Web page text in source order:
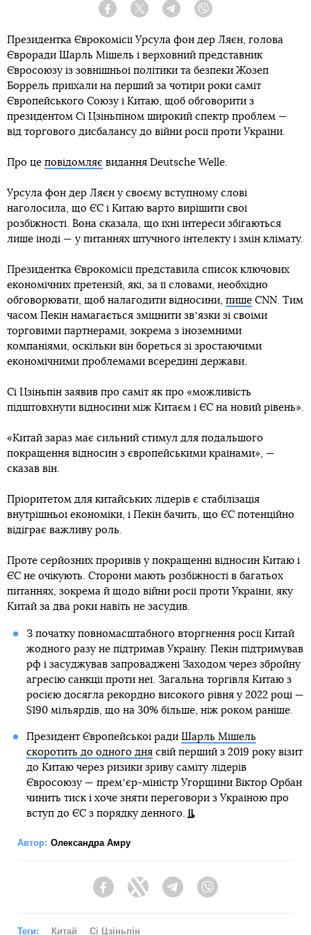
Facebook Twitter Telegram
Президентка Єврокомісії Урсула фон дер Ляєн, голова
Євроради Шарль Мішель і верховний представник
Євросоюзу із зовнішньої політики та безпеки Жозеп
Боррель приїхали на перший за чотири роки саміт
Європейського Союзу і Китаю, щоб обговорити з
президентом Сі Цзіньпіном широкий спектр проблем —
від торгового дисбалансу до війни росії проти України.
Про це повідомляє видання Deutsche Welle.
Урсула фон дер Ляєн у своєму вступному слові
наголосила, що ЄС і Китаю варто вирішити свої
розбіжності. Вона сказала, що їхні інтереси збігаються
лише іноді — у питаннях штучного інтелекту і змін клімату.
Президентка Єврокомісії представила список ключових
економічних претензій, які, за її словами, необхідно
обговорювати, щоб налагодити відносини, пише CNN. Тим
часом Пекін намагається зміцнити звʼязки зі своїми
торговими партнерами, зокрема з іноземними
компаніями, оскільки він бореться зі зростаючими
економічними проблемами всередині держави.
Сі Цзіньпін заявив про саміт як про «можливість
підштовхнути відносини між Китаєм і ЄС на новий рівень».
«Китай зараз має сильний стимул для подальшого
покращення відносин з європейськими країнами», —
сказав він.
Пріоритетом для китайських лідерів є стабілізація
внутрішньої економіки, і Пекін бачить, що ЄС потенційно
відіграє важливу роль.
Проте серйозних проривів у покращенні відносин Китаю і
ЄС не очікують. Сторони мають розбіжності в багатьох
питаннях, зокрема й щодо війни росії проти України, яку
Китай за два роки навіть не засудив.
З початку повномасштабного вторгнення росії Китай
жодного разу не підтримав Україну. Пекін підтримував
рф і засуджував запроваджені Заходом через збройну
агресію санкції проти неї. Загальна торгівля Китаю з
росією досягла рекордно високого рівня у 2022 році —
$190 мільярдів, що на 30% більше, ніж роком раніше.
Президент Європейської ради Шарль Мішель
скоротить до одного днясвій перший з 2019 року візит
до Китаю через ризики зриву саміту лідерів
Євросоюзу — премʼєр-міністр Угорщини Віктор Орбан
чинить тиск і хоче зняти переговори з Україною про
вступ до ЄС з порядку денного.
Автор: Олександра Амру
FacebookTwitter Telegram
Теги: Китай Сі Цзіньпін